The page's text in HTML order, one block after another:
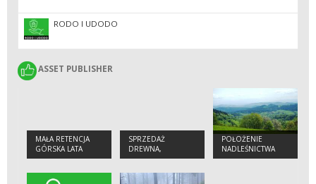
RODO I UDODO
ASSET PUBLISHER
ASSET PUBLISHER
MAŁA RETENCJA
GÓRSKA LATA
2014-2020
SPRZEDAŻ
DREWNA,
SADZONEK I
POŁOŻENIE
NADLEŚNICTWA